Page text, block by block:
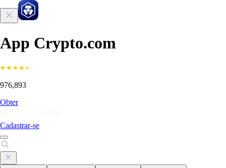
App Crypto.com
976,893
Obter
Cadastrar-se